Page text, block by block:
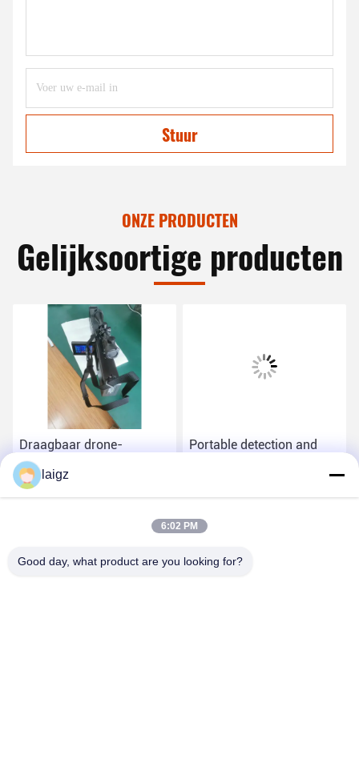
Stuur
ONZE PRODUCTEN
Gelijksoortige producten
Draagbaar drone-
jammerpistool met drone-
detectiefuncties
Portable detection and
player locating functions
laigz
6:02 PM
Good day, what product are you looking for?